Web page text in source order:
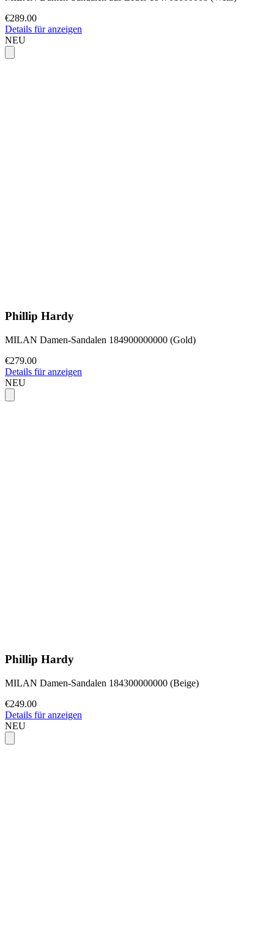
€289.00
Details für anzeigen
NEU
Phillip Hardy
MILAN Damen-Sandalen 184900000000 (Gold)
€279.00
Details für anzeigen
NEU
Phillip Hardy
MILAN Damen-Sandalen 184300000000 (Beige)
€249.00
Details für anzeigen
NEU